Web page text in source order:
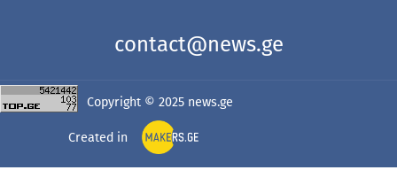
contact@news.ge
Copyright © 2025 news.ge
Created in